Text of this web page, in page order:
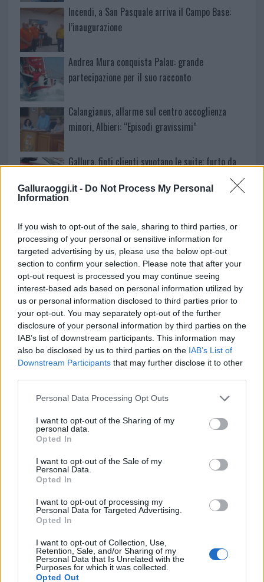
Galluraoggi.it - Do Not Process My Personal
Information
If you wish to opt-out of the sale, sharing to third parties, or
processing of your personal or sensitive information for
targeted advertising by us, please use the below opt-out
section to confirm your selection. Please note that after your
opt-out request is processed you may continue seeing
interest-based ads based on personal information utilized by
us or personal information disclosed to third parties prior to
your opt-out. You may separately opt-out of the further
disclosure of your personal information by third parties on the
IAB’s list of downstream participants. This information may
also be disclosed by us to third parties on the IAB’s List of
Downstream Participants that may further disclose it to other
Please note that this website/app uses one or more Google
not limited to your visit or usage behaviour. You may click to
grant or deny consent to Google and its third-party tags to
use your data for below specified purposes in below Google
consent section.
Personal Data Processing Opt Outs
I want to opt-out of the Sharing of my
personal data.
Opted In
I want to opt-out of the Sale of my
Personal Data.
Opted In
I want to opt-out of processing my
Personal Data for Targeted Advertising.
Opted In
I want to opt-out of Collection, Use,
Retention, Sale, and/or Sharing of my
Personal Data that Is Unrelated with the
Purposes for which it was collected.
Opted Out
Incendi, a San Pasquale arriva il Campo Base:
l’inaugurazione
Andrea Mura conquista Palau: grande
partecipazione per il suo racconto
Calangianus, allarme sul centro accoglienza
minori, Albieri: “Episodi gravissimi”
Gallura, finti clienti svuotano le suite: furto da
protagonisti
Test tunnel Olbia: rampe chiuse ancora fino a
fine agosto
NECROLOGIE
Mario Malu
Paolo Pinna
Martina Agostina Diturco